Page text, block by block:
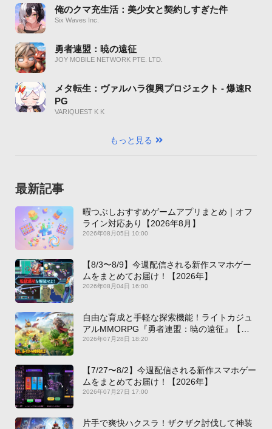
俺のクマ充生活：美少女と契約しすぎた件
Six Waves Inc.
勇者連盟：暁の遠征
JOY MOBILE NETWORK PTE. LTD.
メタ転生：ヴァルハラ復興プロジェクト - 爆速R
PG
VARIQUEST K K
もっと見る
最新記事
暇つぶしおすすめゲームアプリまとめ｜オフ
ライン対応あり【2026年8月】
2026年08月05日 10:00
【8/3〜8/9】今週配信される新作スマホゲー
ムをまとめてお届け！【2026年】
2026年08月04日 16:00
自由な育成と手軽な探索機能！ライトカジュ
アルMMORPG『勇者連盟：暁の遠征』【最
新作PICKUP】
2026年07月28日 18:20
【7/27〜8/2】今週配信される新作スマホゲー
ムをまとめてお届け！【2026年】
2026年07月27日 17:00
片手で爽快ハクスラ！ザクザク討伐して神装